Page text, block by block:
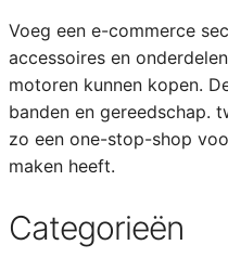
Voeg een e-commerce
accessoires en
motoren kunnen kopen.
banden en gereedschap.
zo een one-stop-shop
maken heeft.
Categorieën